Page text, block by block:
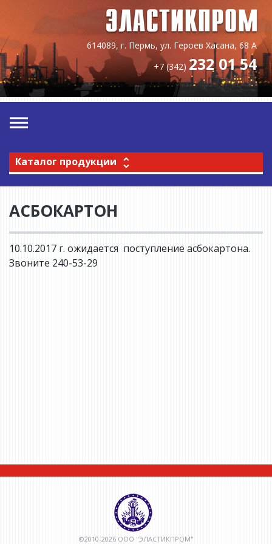
614089, г. Пермь, ул. Героев Хасана, 68 А
+7 (342) 232 01 54
Каталог продукции
АСБОКАРТОН
10.10.2017 г. ожидается поступление асбокартона.
Звоните 240-53-29
©2010-2026 ООО "ЭЛАСТИКПРОМ"